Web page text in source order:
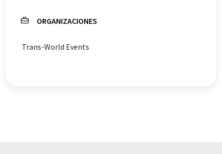
ORGANIZACIONES
Trans-World Events